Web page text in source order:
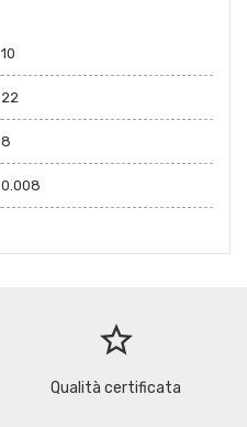
10
22
8
0.008
star_border
Qualità certificata